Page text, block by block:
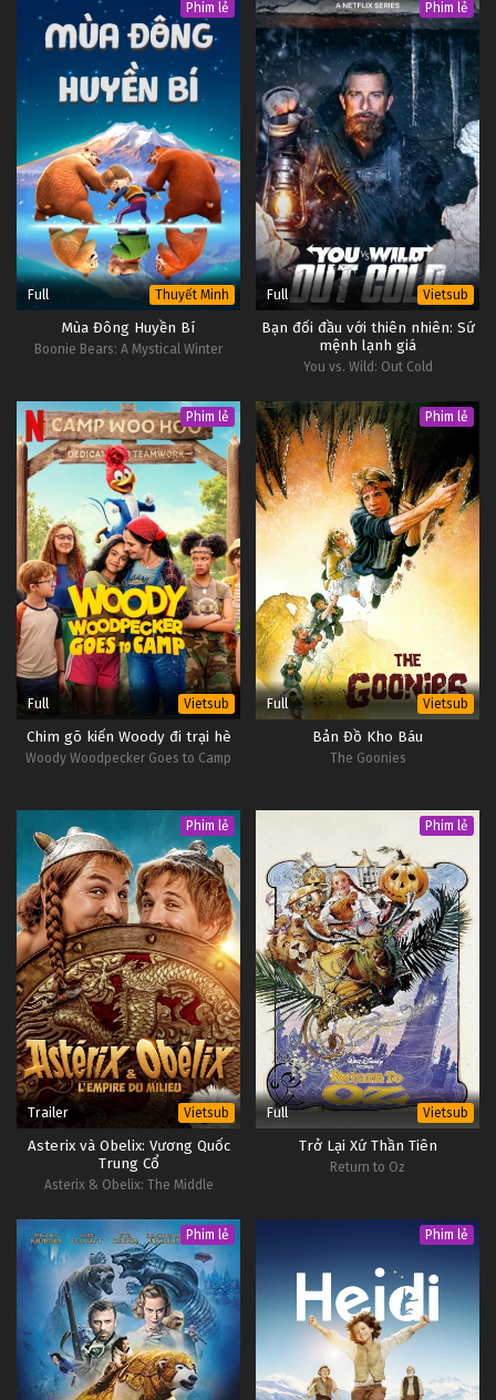
Phim lẻ
Full Thuyết Minh
Mùa Đông Huyền Bí
Boonie Bears: A Mystical Winter
Phim lẻ
Full Vietsub
Bạn đối đầu với thiên nhiên: Sứ
mệnh lạnh giá
You vs. Wild: Out Cold
Phim lẻ
Full Vietsub
Chim gõ kiến Woody đi trại hè
Woody Woodpecker Goes to Camp
Phim lẻ
Full Vietsub
Bản Đồ Kho Báu
The Goonies
Phim lẻ
Trailer Vietsub
Asterix và Obelix: Vương Quốc
Trung Cổ
Asterix & Obelix: The Middle
Phim lẻ
Full Vietsub
Trở Lại Xứ Thần Tiên
Return to Oz
Phim lẻ Phim lẻ